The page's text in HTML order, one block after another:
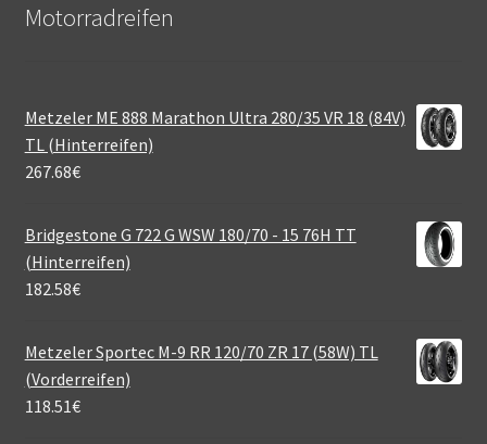
Motorradreifen
Metzeler ME 888 Marathon Ultra 280/35 VR 18 (84V)
TL (Hinterreifen)
267.68€
Bridgestone G 722 G WSW 180/70 - 15 76H TT
(Hinterreifen)
182.58€
Metzeler Sportec M-9 RR 120/70 ZR 17 (58W) TL
(Vorderreifen)
118.51€